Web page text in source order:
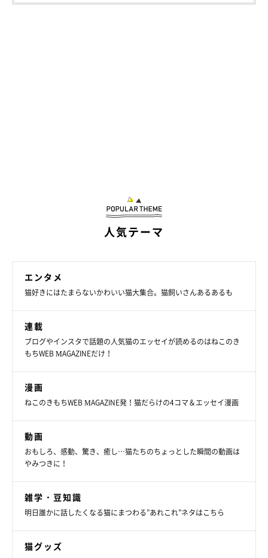
人気テーマ
エンタメ
猫好きにはたまらないかわいい猫大集合。猫飼いさんあるあるも
連載
ブログやインスタで話題の人気猫のエッセイが読めるのはねこのき
もちWEB MAGAZINEだけ！
漫画
ねこのきもちWEB MAGAZINE発！猫だらけの4コマ＆エッセイ漫画
動画
おもしろ、感動、驚き、癒し…猫たちのちょっとした瞬間の動画は
やみつきに！
雑学・豆知識
明日誰かに話したくなる猫にまつわる”あれこれ”ネタはこちら
猫グッズ